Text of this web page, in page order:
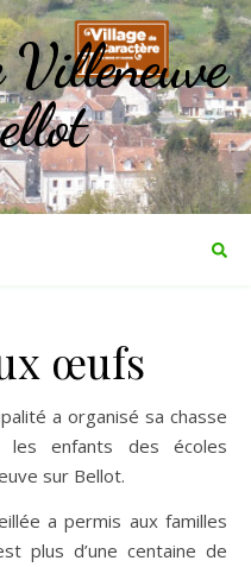
Villeneuve
œufs
enfants des écoles
sur Bellot.
a permis aux familles
plus d’une centaine de